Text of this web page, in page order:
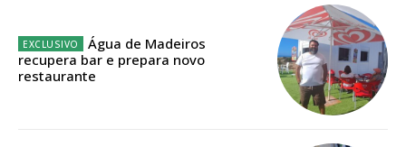
ASSINATURA
IMPRESSA
Água de Madeiros
recupera bar e prepara novo
restaurante